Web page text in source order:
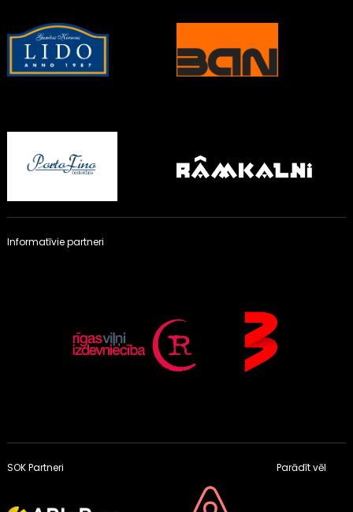
Informatīvie partneri
SOK Partneri Parādīt vēl